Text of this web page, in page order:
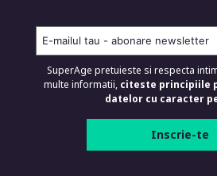
SuperAge pretuieste si respecta
multe informatii, citeste principiile
datelor cu caracter